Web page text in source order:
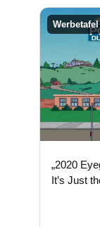
Werbetafel
„2020
It’s Just